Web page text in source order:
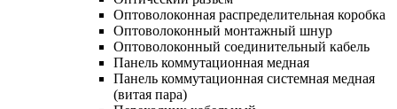
Оптоволоконная распределительная коробка
Оптоволоконный монтажный шнур
Оптоволоконный соединительный кабель
Панель коммутационная медная
Панель коммутационная системная медная
(витая пара)